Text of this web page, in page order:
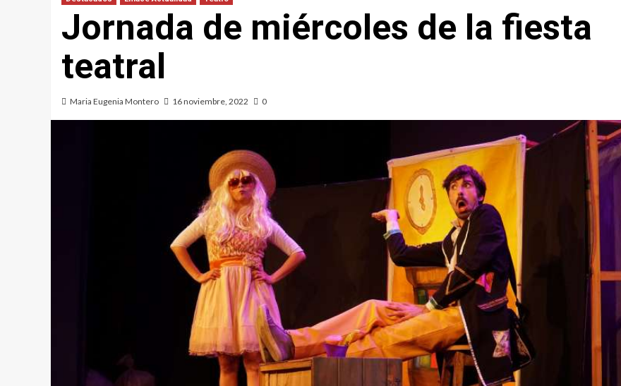
Jornada de miércoles de la fiesta
teatral
Maria Eugenia Montero 16 noviembre, 2022 0